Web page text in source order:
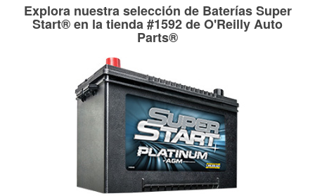
Más información sobre el Programa de Préstamo de
Herramientas de O'Reilly
medirán tus tambores o discos para determinar si pueden
ser rectificados con seguridad. Si tus tambores o discos no
pueden ser reutilizados, podemos ayudarte a encontrar las
partes de reemplazo correctas para tu reparación.
Rectificación de tambores y discos de freno
Explora nuestra selección de Baterías Super
Start® en la tienda #1592 de O'Reilly Auto
Parts®